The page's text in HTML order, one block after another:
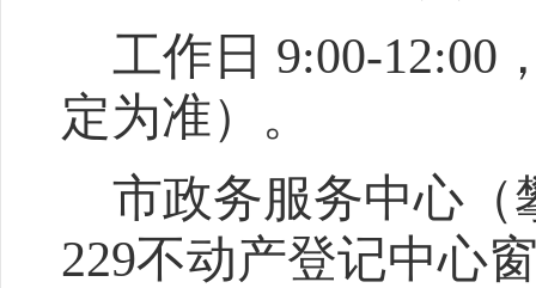
工作日 9:00-12:00
定为准）。
市政务服务中心（
229不动产登记中心